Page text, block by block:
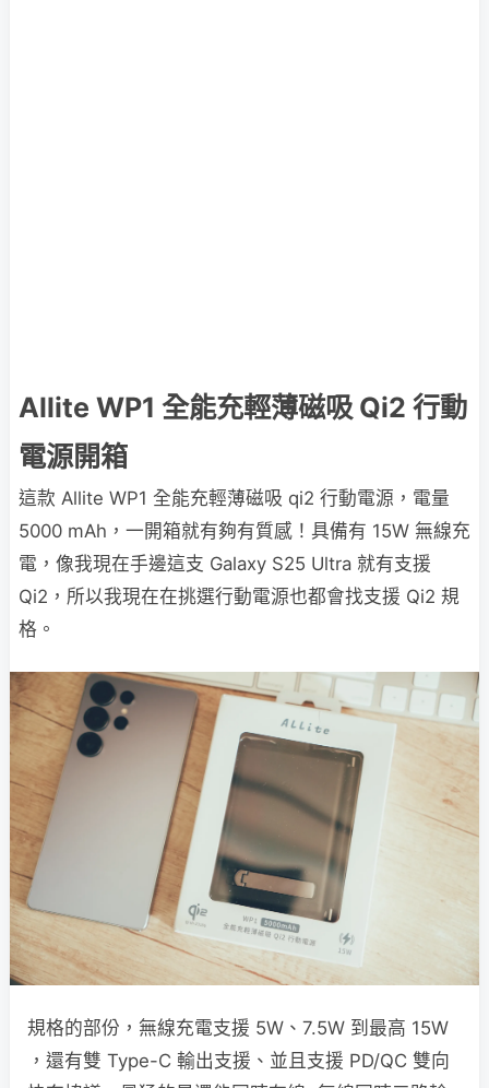
Allite WP1 全能充輕薄磁吸 Qi2 行動
電源開箱
這款 Allite WP1 全能充輕薄磁吸 qi2 行動電源，電量
5000 mAh，一開箱就有夠有質感！具備有 15W 無線充
電，像我現在手邊這支 Galaxy S25 Ultra 就有支援
Qi2，所以我現在在挑選行動電源也都會找支援 Qi2 規
格。
規格的部份，無線充電支援 5W、7.5W 到最高 15W
，還有雙 Type-C 輸出支援、並且支援 PD/QC 雙向